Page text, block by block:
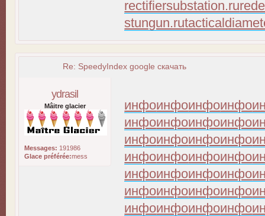
rectifiersubstation.ru
stungun.ru
Re: SpeedyIndex google скачать
ydrasil
Mâitre glacier
Messages: 191986
Glace préférée:mess
инфоинфоинфоинфо
инфоинфоинфоинфо
инфоинфоинфоинфо
инфоинфоинфоинфо
инфоинфоинфоинфо
инфоинфоинфоинфо
инфоинфоинфоинфо